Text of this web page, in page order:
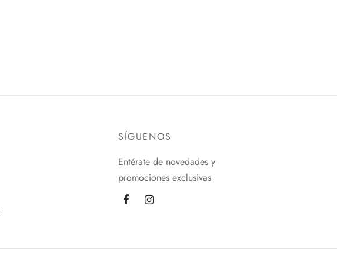
SÍGUENOS
Entérate de novedades y
promociones exclusivas